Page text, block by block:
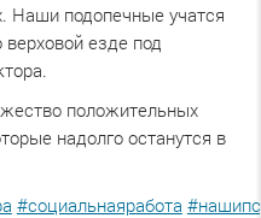
Наши подопечные учатся
езде под
положительных
надолго останутся в
#социальнаяработа